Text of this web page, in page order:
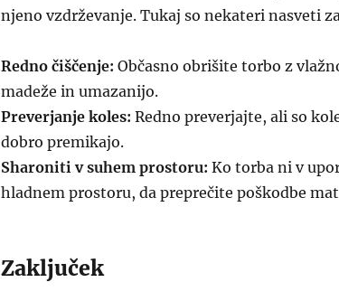
njeno vzdrževanje. Tukaj so nekateri nasveti
Redno čiščenje: Občasno obrišite torbo z
madeže in umazanijo.
Preverjanje koles: Redno preverjajte, ali so
dobro premikajo.
Sharoniti v suhem prostoru: Ko torba ni v
hladnem prostoru, da preprečite poškodbe
Zaključek